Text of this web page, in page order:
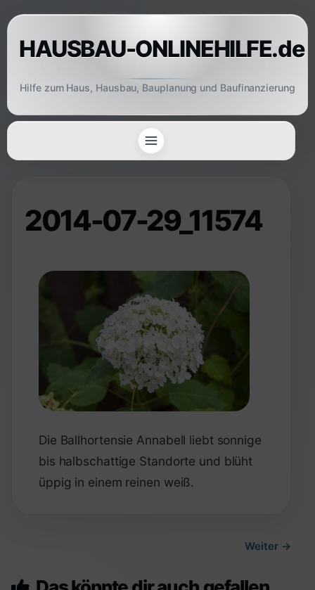
Skip
to
contentHAUSBAU-ONLINEHILFE.de
Hilfe zum Haus, Hausbau, Bauplanung und Baufinanzierung
2014-07-29_11574
Die Ballhortensie Annabell liebt sonnige
bis halbschattige Standorte und blüht
üppig in einem reinen weiß.
Weiter →